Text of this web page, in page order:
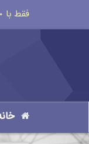
فقط با ۵۰ هزار تومان پیج ، کانال ، گروه و کسب و کار خود را تبلیغات کنید